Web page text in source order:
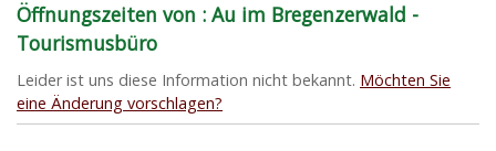
Öffnungszeiten von : Au im Bregenzerwald -
Tourismusbüro
Leider ist uns diese Information nicht bekannt. Möchten Sie
eine Änderung vorschlagen?